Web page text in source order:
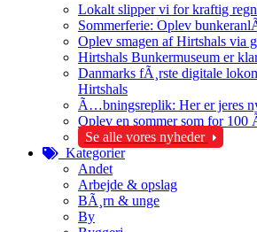
Lokalt slipper vi for kraftig
Sommerferie: Oplev
Oplev smagen af Hirtshals via
Hirtshals Bunkermuseum er
Danmarks fÃ¸rste digitale
Hirtshals
Ã…bningsreplik: Her er jeres
Oplev en sommer som for 100
Se alle vores nyheder
Kategorier
Andet
Arbejde & opslag
BÃ¸rn & unge
By